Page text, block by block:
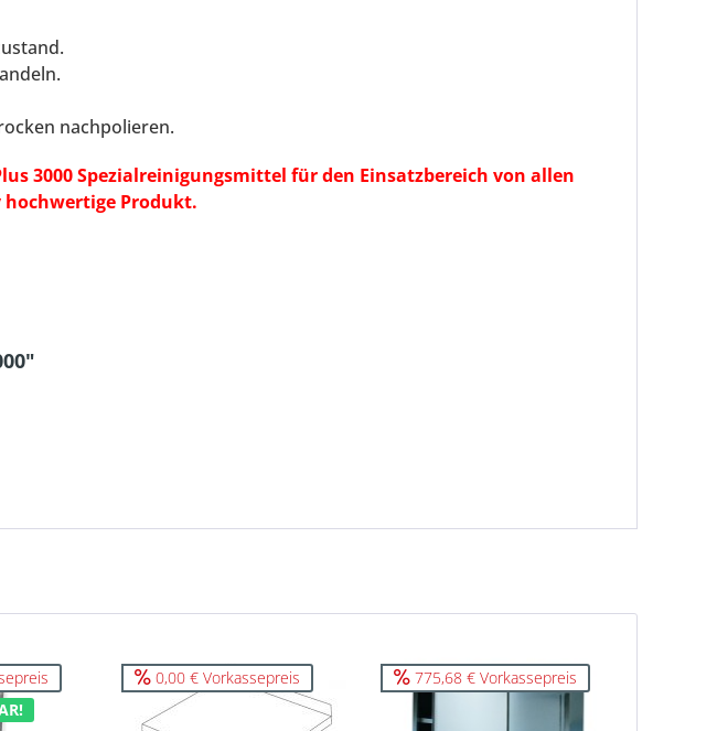
nachpolieren.
3000 Spezialreinigungsmittel für den Einsatzbereich von allen
Produkt.
0,00 € Vorkassepreis 775,68 € Vorkassepreis